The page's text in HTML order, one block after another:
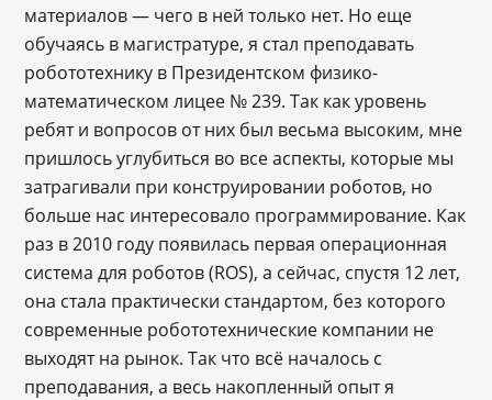
материалов — чего в ней только нет. Но еще
обучаясь в магистратуре, я стал преподавать
робототехнику в Президентском физико-
математическом лицее № 239. Так как уровень
ребят и вопросов от них был весьма высоким, мне
пришлось углубиться во все аспекты, которые мы
затрагивали при конструировании роботов, но
больше нас интересовало программирование. Как
раз в 2010 году появилась первая операционная
система для роботов (ROS), а сейчас, спустя 12 лет,
она стала практически стандартом, без которого
современные робототехнические компании не
выходят на рынок. Так что всё началось с
преподавания, а весь накопленный опыт я